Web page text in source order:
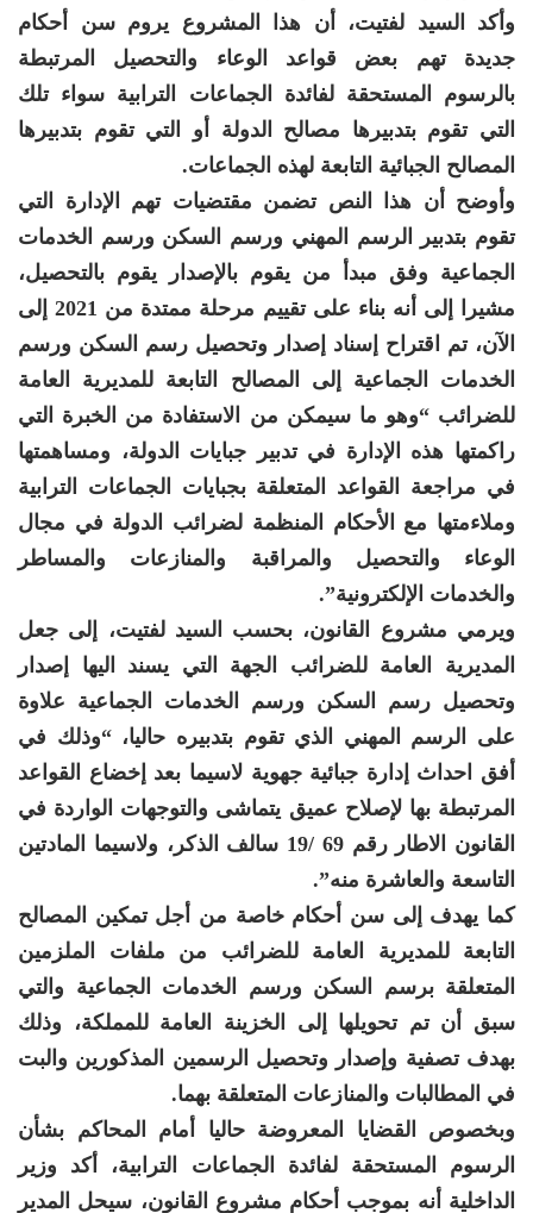
وأكد السيد لفتيت، أن هذا المشروع يروم سن أحكام
جديدة تهم بعض قواعد الوعاء والتحصيل المرتبطة
بالرسوم المستحقة لفائدة الجماعات الترابية سواء تلك
التي تقوم بتدبيرها مصالح الدولة أو التي تقوم بتدبيرها
المصالح الجبائية التابعة لهذه الجماعات.
وأوضح أن هذا النص تضمن مقتضيات تهم الإدارة التي
تقوم بتدبير الرسم المهني ورسم السكن ورسم الخدمات
الجماعية وفق مبدأ من يقوم بالإصدار يقوم بالتحصيل،
مشيرا إلى أنه بناء على تقييم مرحلة ممتدة من 2021 إلى
الآن، تم اقتراح إسناد إصدار وتحصيل رسم السكن ورسم
الخدمات الجماعية إلى المصالح التابعة للمديرية العامة
للضرائب “وهو ما سيمكن من الاستفادة من الخبرة التي
راكمتها هذه الإدارة في تدبير جبايات الدولة، ومساهمتها
في مراجعة القواعد المتعلقة بجبايات الجماعات الترابية
وملاءمتها مع الأحكام المنظمة لضرائب الدولة في مجال
الوعاء والتحصيل والمراقبة والمنازعات والمساطر
والخدمات الإلكترونية”.
ويرمي مشروع القانون، بحسب السيد لفتيت، إلى جعل
المديرية العامة للضرائب الجهة التي يسند اليها إصدار
وتحصيل رسم السكن ورسم الخدمات الجماعية علاوة
على الرسم المهني الذي تقوم بتدبيره حاليا، “وذلك في
أفق احداث إدارة جبائية جهوية لاسيما بعد إخضاع القواعد
المرتبطة بها لإصلاح عميق يتماشى والتوجهات الواردة في
القانون الاطار رقم 69 /19 سالف الذكر، ولاسيما المادتين
التاسعة والعاشرة منه”.
كما يهدف إلى سن أحكام خاصة من أجل تمكين المصالح
التابعة للمديرية العامة للضرائب من ملفات الملزمين
المتعلقة برسم السكن ورسم الخدمات الجماعية والتي
سبق أن تم تحويلها إلى الخزينة العامة للمملكة، وذلك
بهدف تصفية وإصدار وتحصيل الرسمين المذكورين والبت
في المطالبات والمنازعات المتعلقة بهما.
وبخصوص القضايا المعروضة حاليا أمام المحاكم بشأن
الرسوم المستحقة لفائدة الجماعات الترابية، أكد وزير
الداخلية أنه بموجب أحكام مشروع القانون، سيحل المدير